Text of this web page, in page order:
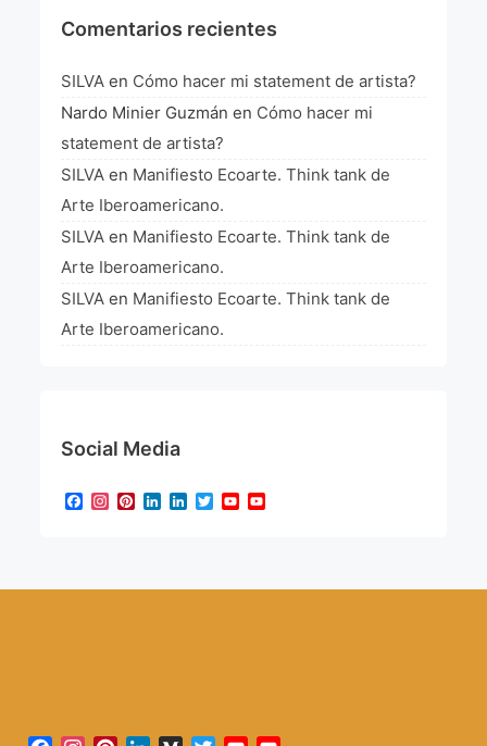
Comentarios recientes
SILVA en Cómo hacer mi statement de artista?
Nardo Minier Guzmán en Cómo hacer mi
statement de artista?
SILVA en Manifiesto Ecoarte. Think tank de
Arte Iberoamericano.
SILVA en Manifiesto Ecoarte. Think tank de
Arte Iberoamericano.
SILVA en Manifiesto Ecoarte. Think tank de
Arte Iberoamericano.
Social Media
Facebook
Instagram
Pinterest
LinkedIn
LinkedIn
TwitterYouTube